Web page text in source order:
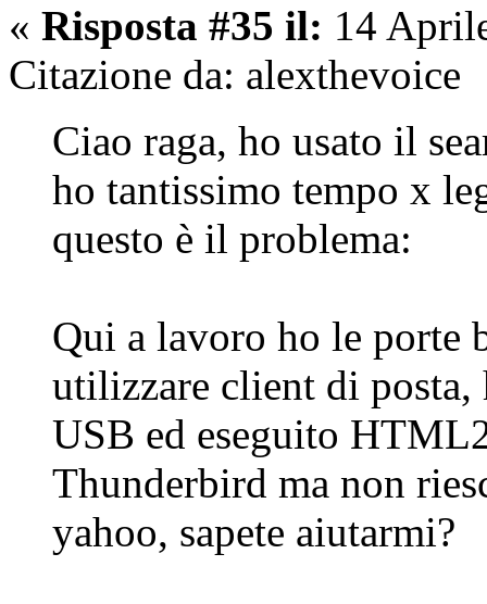
« Risposta #35 il: 14
Citazione da: alexthevoice
Ciao raga, ho usato il
ho tantissimo tempo x
questo è il problema:
Qui a lavoro ho le porte
utilizzare client di posta,
USB ed eseguito
Thunderbird ma non
yahoo, sapete aiutarmi?